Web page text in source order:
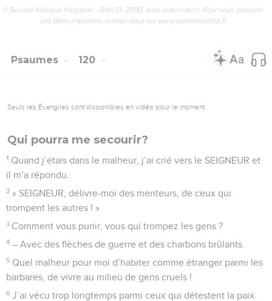
© Société biblique française – Bibli’O, 2000, avec autorisation. Pour vous procurer
une Bible imprimée, rendez-vous sur www.editionsbiblio.fr
Psaumes 120
Seuls les Évangiles sont disponibles en vidéo pour le moment.
Qui pourra me secourir?
1 Quand j’étais dans le malheur, j’ai crié vers le SEIGNEUR et
il m’a répondu.
2 « SEIGNEUR, délivre-moi des menteurs, de ceux qui
trompent les autres ! »
3 Comment vous punir, vous qui trompez les gens ?
4 – Avec des flèches de guerre et des charbons brûlants.
5 Quel malheur pour moi d’habiter comme étranger parmi les
barbares, de vivre au milieu de gens cruels !
6 J’ai vécu trop longtemps parmi ceux qui détestent la paix.